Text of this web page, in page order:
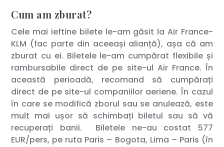
Cum am zburat?
Cele mai ieftine bilete le-am găsit la Air France-
KLM (fac parte din aceeași alianță), așa că am
zburat cu ei. Biletele le-am cumpărat flexibile și
rambursabile direct de pe site-ul Air France. În
această perioadă, recomand să cumpărați
direct de pe site-ul companiilor aeriene. În cazul
în care se modifică zborul sau se anulează, este
mult mai ușor să schimbați biletul sau să vă
recuperați banii. Biletele ne-au costat 577
EUR/pers, pe ruta Paris – Bogota, Lima – Paris (în